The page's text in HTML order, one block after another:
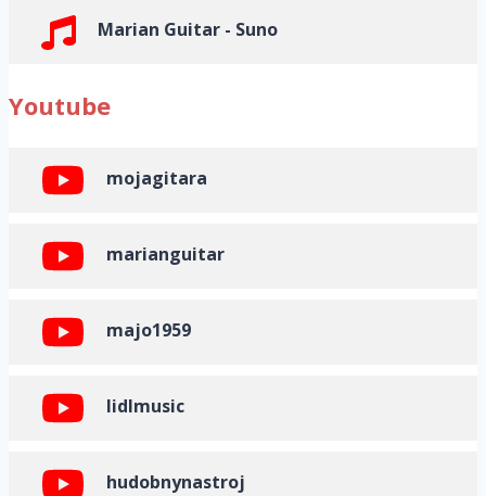
Marian Guitar - Suno
Youtube
mojagitara
marianguitar
majo1959
lidlmusic
hudobnynastroj